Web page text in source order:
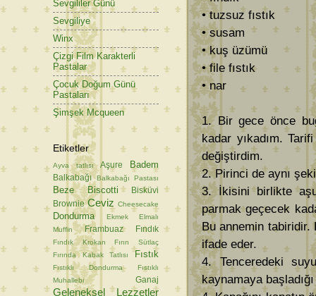
• tuzsuz fıstık
• susam
• kuş üzümü
• file fıstık
• nar
1. Bir gece önce
kadar yıkadım.
değiştirdim.
2. Pirinci de aynı
3. İkisini birlikte
parmak geçecek
Bu annemin tabiridir.
ifade eder.
4. Tenceredeki
kaynamaya
Sevgililer Günü
Sevgiliye
Winx
Çizgi Film Karakterli
Pastalar
Çocuk Doğum Günü
Pastaları
Şimşek Mcqueen
Etiketler
Ayva tatlısı Aşure Badem
Balkabağı Balkabağı Pastası
Beze Biscotti
Bisküvi
Brownie Ceviz Cheesecake
Dondurma Ekmek
Elmalı
Muffin
Frambuaz Fındık
Fındık Krokan
Fırın Sütlaç
Fırında Kabak Tatlısı
Fıstık
Fıstıklı Dondurma
Fıstıklı
Muhallebi
Ganaj
Geleneksel Lezzetler